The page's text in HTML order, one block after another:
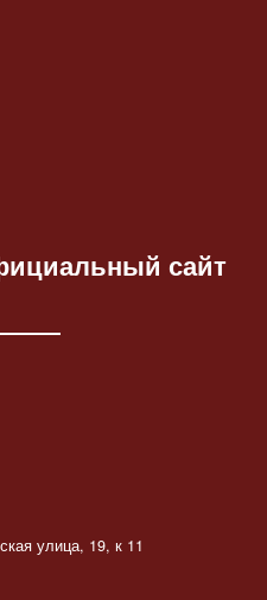
сайт
улица, 19, к 11